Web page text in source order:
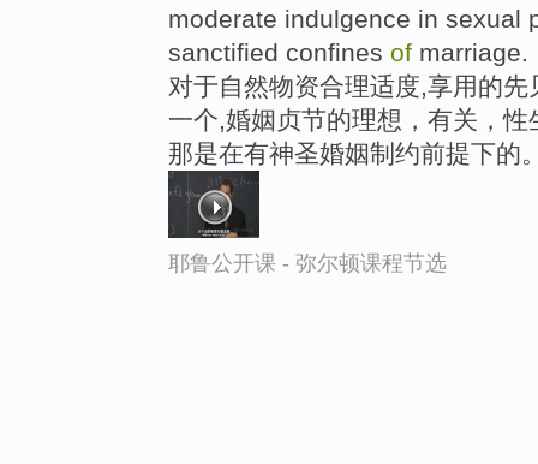
moderate indulgence in sexual
sanctified confines of marriage.
对于自然物资合理适度,享用的
一个,婚姻贞节的理想，有关，
那是在有神圣婚姻制约前提下的
耶鲁公开课 - 弥尔顿课程节选